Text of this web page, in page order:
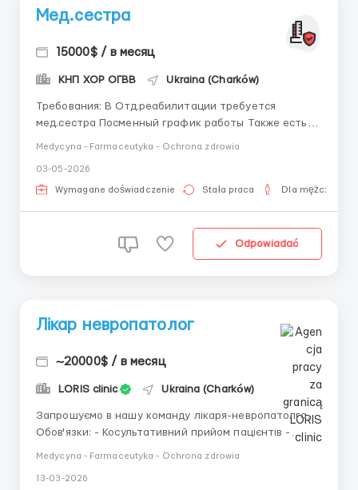
Мед.сестра
15000$ / в месяц
КНП ХОР ОГВВ Ukraina (Charków)
Требования: В Отд.реабилитации требуется
мед.сестра Посменный график работы Также есть
работы: ...
Medycyna - Farmaceutyka - Ochrona zdrowia
03-05-2026
Wymagane doświadczenie Stała praca Dla mężczyzn
Odpowiadać
Лікар невропатолог
~20000$ / в месяц
LORIS clinic Ukraina (Charków)
Запрошуємо в нашу команду лікаря-невропатолга.
Обов'язки: - Косультативний прийом пацієнтів -
Medycyna - Farmaceutyka - Ochrona zdrowia
13-03-2026